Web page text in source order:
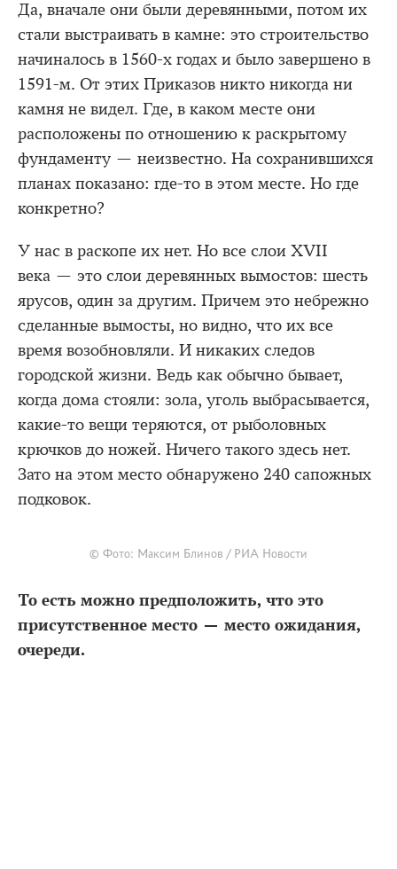
Да, вначале они были деревянными, потом их
стали выстраивать в камне: это строительство
начиналось в 1560-х годах и было завершено в
1591-м. От этих Приказов никто никогда ни
камня не видел. Где, в каком месте они
расположены по отношению к раскрытому
фундаменту — неизвестно. На сохранившихся
планах показано: где-то в этом месте. Но где
конкретно?
У нас в раскопе их нет. Но все слои XVII
века — это слои деревянных вымостов: шесть
ярусов, один за другим. Причем это небрежно
сделанные вымосты, но видно, что их все
время возобновляли. И никаких следов
городской жизни. Ведь как обычно бывает,
когда дома стояли: зола, уголь выбрасывается,
какие-то вещи теряются, от рыболовных
крючков до ножей. Ничего такого здесь нет.
Зато на этом место обнаружено 240 сапожных
подковок.
© Фото: Максим Блинов / РИА Новости
То есть можно предположить, что это
присутственное место — место ожидания,
очереди.